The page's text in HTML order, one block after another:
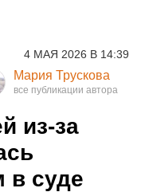
4 МАЯ 2026 В 14:39
Мария Трускова
из-за
в суде